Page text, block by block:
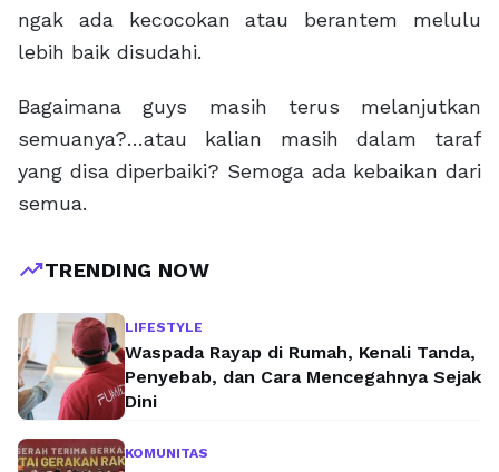
ngak ada kecocokan atau berantem melulu
lebih baik disudahi.
Bagaimana guys masih terus melanjutkan
semuanya?…atau kalian masih dalam taraf
yang disa diperbaiki? Semoga ada kebaikan dari
semua.
trending_upTRENDING NOW
LIFESTYLE
Waspada Rayap di Rumah, Kenali Tanda,
Penyebab, dan Cara Mencegahnya Sejak
Dini
KOMUNITAS